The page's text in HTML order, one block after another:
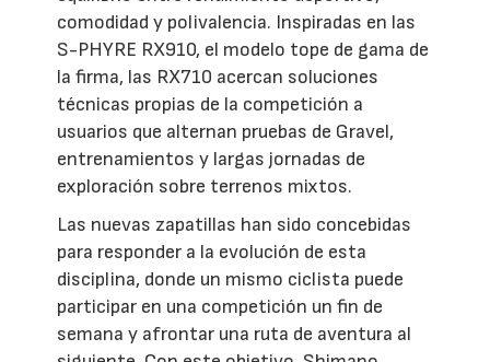
comodidad y polivalencia. Inspiradas en las
S-PHYRE RX910, el modelo tope de gama de
la firma, las RX710 acercan soluciones
técnicas propias de la competición a
usuarios que alternan pruebas de Gravel,
entrenamientos y largas jornadas de
exploración sobre terrenos mixtos.
Las nuevas zapatillas han sido concebidas
para responder a la evolución de esta
disciplina, donde un mismo ciclista puede
participar en una competición un fin de
semana y afrontar una ruta de aventura al